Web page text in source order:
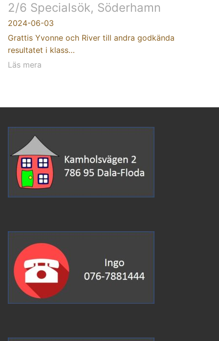
2/6 Specialsök, Söderhamn
2024-06-03
Grattis Yvonne och River till andra godkända
resultatet i klass…
Läs mera